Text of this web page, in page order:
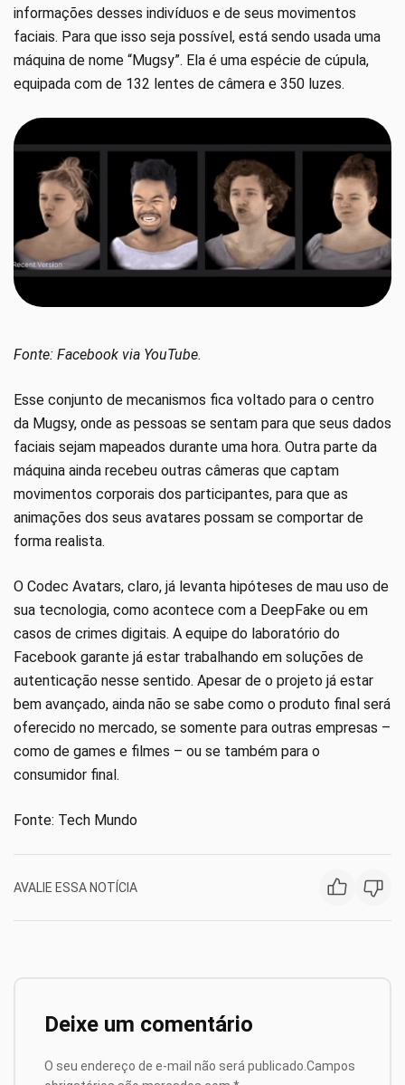
informações desses indivíduos e de seus movimentos
faciais. Para que isso seja possível, está sendo usada uma
máquina de nome “Mugsy”. Ela é uma espécie de cúpula,
equipada com de 132 lentes de câmera e 350 luzes.
Fonte: Facebook via YouTube.
Esse conjunto de mecanismos fica voltado para o centro
da Mugsy, onde as pessoas se sentam para que seus dados
faciais sejam mapeados durante uma hora. Outra parte da
máquina ainda recebeu outras câmeras que captam
movimentos corporais dos participantes, para que as
animações dos seus avatares possam se comportar de
forma realista.
O Codec Avatars, claro, já levanta hipóteses de mau uso de
sua tecnologia, como acontece com a DeepFake ou em
casos de crimes digitais. A equipe do laboratório do
Facebook garante já estar trabalhando em soluções de
autenticação nesse sentido. Apesar de o projeto já estar
bem avançado, ainda não se sabe como o produto final será
oferecido no mercado, se somente para outras empresas –
como de games e filmes – ou se também para o
consumidor final.
Fonte: Tech Mundo
AVALIE ESSA NOTÍCIA
Deixe um comentário
O seu endereço de e-mail não será publicado. Campos